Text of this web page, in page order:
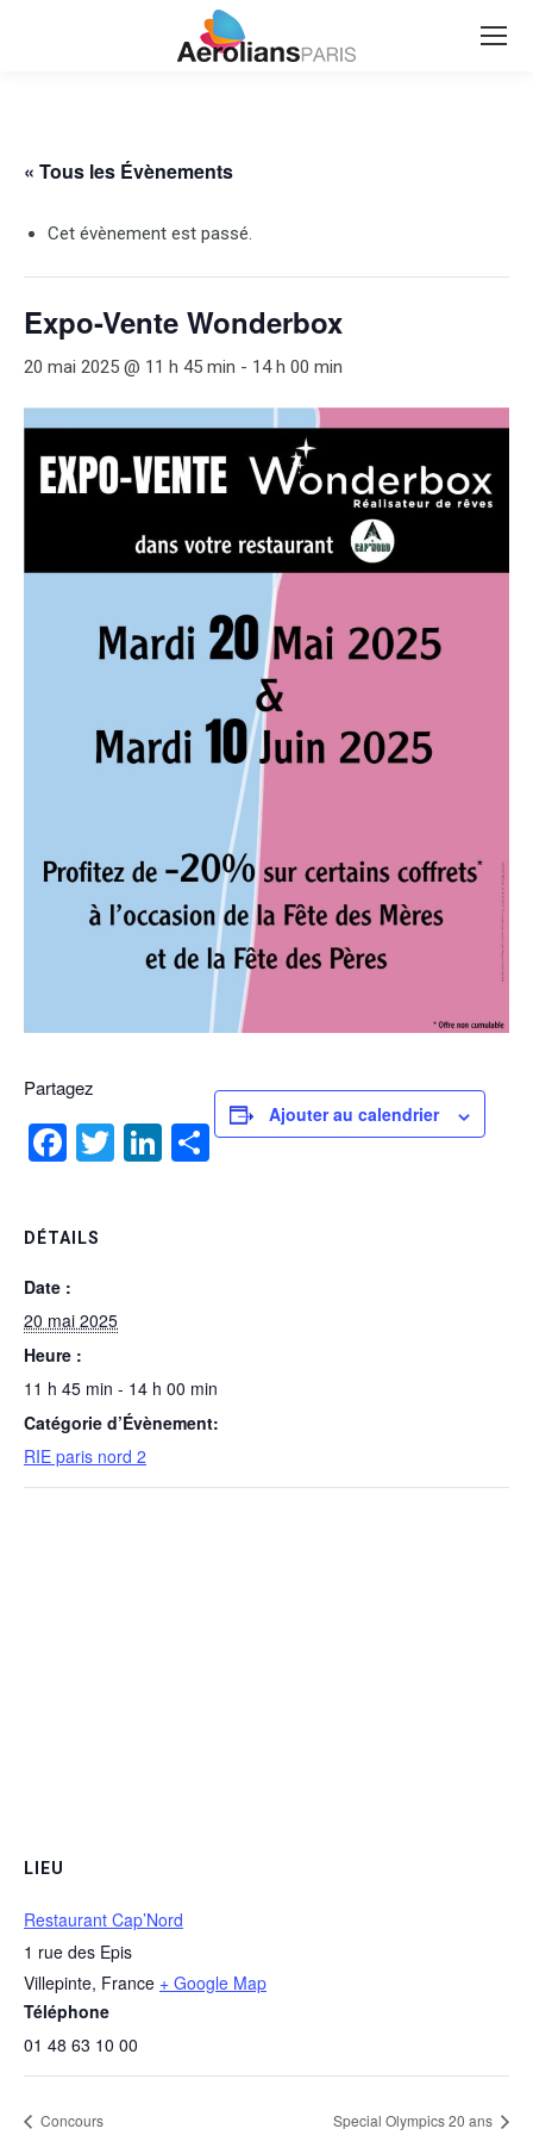
« Tous les Évènements
Cet évènement est passé.
Expo-Vente Wonderbox
20 mai 2025 @ 11 h 45 min - 14 h 00 min
Partagez
Facebook
Twitter
LinkedIn
Partager
Ajouter au calendrier
DÉTAILS
Date :
20 mai 2025
Heure :
11 h 45 min - 14 h 00 min
Catégorie d’Évènement:
RIE paris nord 2
LIEU
Restaurant Cap’Nord
1 rue des Epis
Villepinte, France + Google Map
Téléphone
01 48 63 10 00
Concours Special Olympics 20 ans